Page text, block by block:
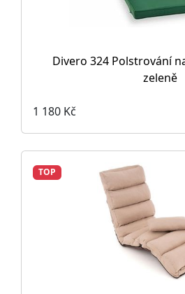
Divero 324 Polstrování
zeleně
1 180 Kč
TOP